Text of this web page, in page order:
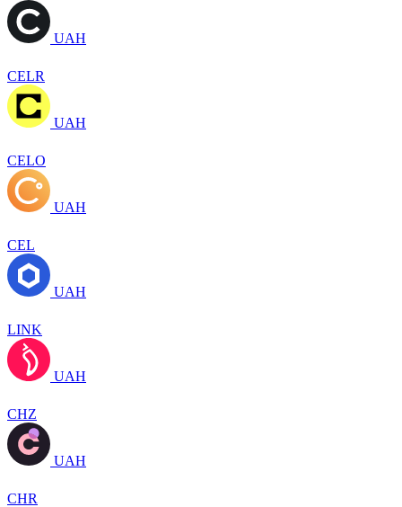
UAH
CELR
UAH
CELO
UAH
CEL
UAH
LINK
UAH
CHZ
UAH
CHR